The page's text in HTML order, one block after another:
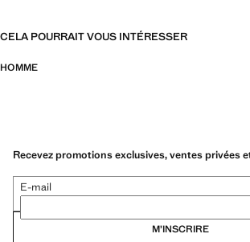
CELA POURRAIT VOUS INTÉRESSER
HOMME
Recevez promotions exclusives, ventes privées
E-mail
M’INSCRIRE